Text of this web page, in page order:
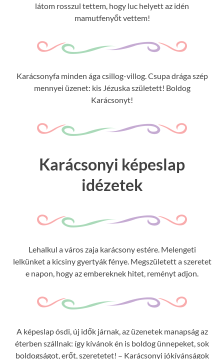
látom rosszul tettem, hogy luc helyett az idén
mamutfenyőt vettem!
Karácsonyfa minden ága csillog-villog. Csupa drága szép
mennyei üzenet: kis Jézuska született! Boldog
Karácsonyt!
Karácsonyi képeslap
idézetek
Lehalkul a város zaja karácsony estére. Melengeti
lelkünket a kicsiny gyertyák fénye. Megszületett a szeretet
e napon, hogy az embereknek hitet, reményt adjon.
A képeslap ósdi, új idők járnak, az üzenetek manapság az
éterben szállnak: így kívánok én is boldog ünnepeket, sok
boldogságot, erőt, szeretetet! – Karácsonyi jókívánságok